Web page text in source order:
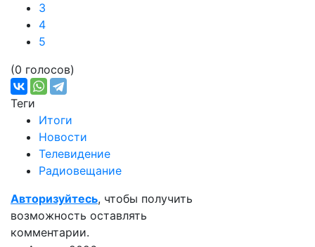
3
4
5
(0 голосов)
Теги
Итоги
Новости
Телевидение
Радиовещание
Авторизуйтесь, чтобы получить
возможность оставлять
комментарии.